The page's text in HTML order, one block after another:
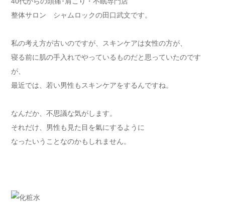
整体サロン シャムロックの田口武文です。
私の考え方が古いのですが、スキンケアは女性の方が、
寝る前に肌の手入れでやっているものだと思っていたのです
が、
最近では、若い男性もスキンケアをするんですね。
なんだか、不思議な気がします。
それだけ、男性も見た目を氣にするように
なったいうことなのかもしれません。